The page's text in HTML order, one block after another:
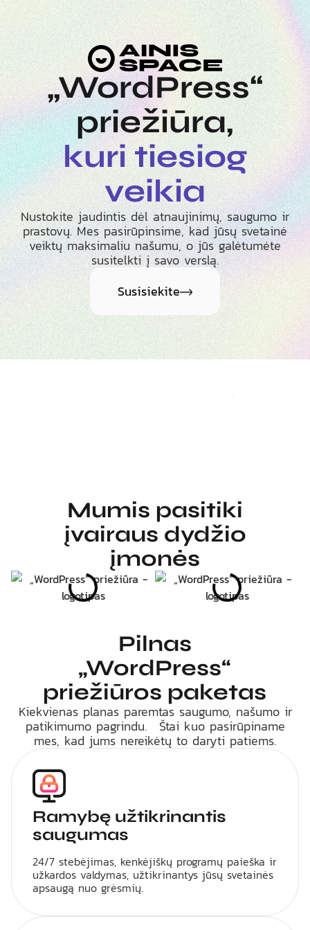
„WordPress“
priežiūra,
kuri tiesiog
veikia
Nustokite jaudintis dėl atnaujinimų, saugumo ir
prastovų. Mes pasirūpinsime, kad jūsų svetainė
veiktų maksimaliu našumu, o jūs galėtumėte
susitelkti į savo verslą.
Susisiekite
Mumis pasitiki
įvairaus dydžio
įmonės
Pilnas
„WordPress“
priežiūros paketas
Kiekvienas planas paremtas saugumo, našumo ir
patikimumo pagrindu. Štai kuo pasirūpiname
mes, kad jums nereikėtų to daryti patiems.
Ramybę užtikrinantis
saugumas
24/7 stebėjimas, kenkėjiškų programų paieška ir
užkardos valdymas, užtikrinantys jūsų svetainės
apsaugą nuo grėsmių.